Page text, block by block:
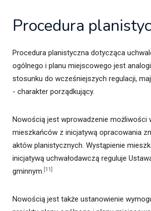
Procedura
Procedura planistyczna dotycząca
ogólnego i planu miejscowego jest
stosunku do wcześniejszych regulacji,
- charakter porządkujący.
Nowością jest wprowadzenie możliwości
mieszkańców z inicjatywą opracowania
aktów planistycznych. Wystąpienie
inicjatywą uchwałodawczą reguluje
gminnym. [11]
Nowością jest także ustanowienie